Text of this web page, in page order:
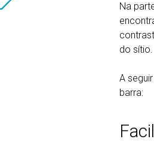
Na
do sítio.
A
barra: